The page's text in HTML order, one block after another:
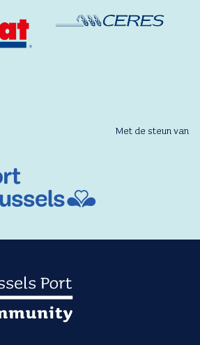
Met de steun van